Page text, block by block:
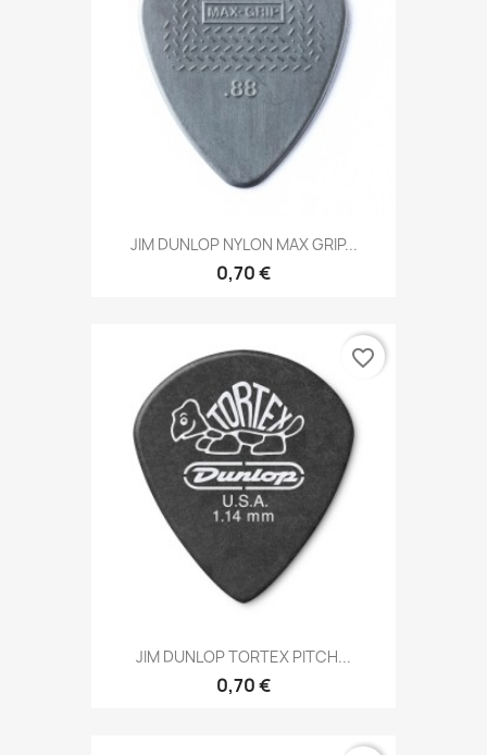
JIM DUNLOP NYLON MAX GRIP...
0,70 €
JIM DUNLOP TORTEX PITCH...
0,70 €
favorite_border